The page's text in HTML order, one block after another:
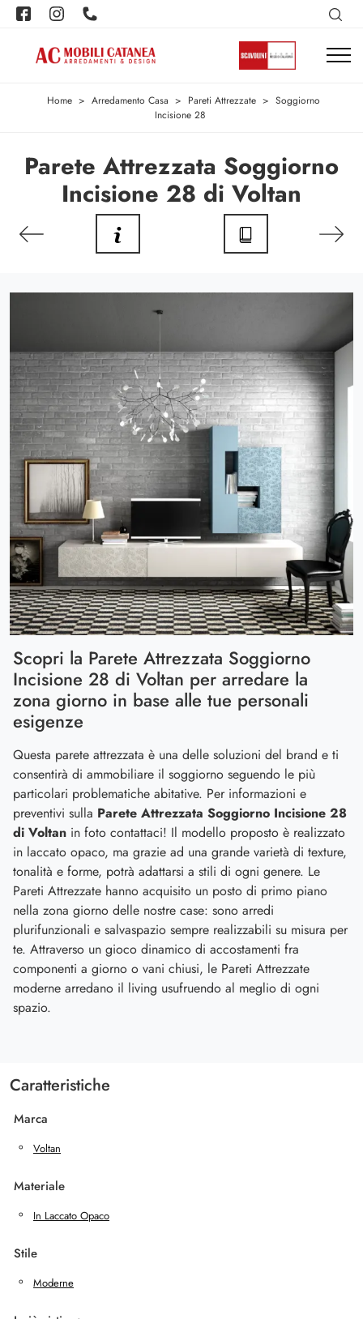
Home > Arredamento Casa > Pareti Attrezzate > Soggiorno
Incisione 28
Parete Attrezzata Soggiorno
Incisione 28 di Voltan
Scopri la Parete Attrezzata Soggiorno
Incisione 28 di Voltan per arredare la
zona giorno in base alle tue personali
esigenze
Questa parete attrezzata è una delle soluzioni del brand e ti
consentirà di ammobiliare il soggiorno seguendo le più
particolari problematiche abitative. Per informazioni e
preventivi sulla Parete Attrezzata Soggiorno Incisione 28
di Voltan in foto contattaci! Il modello proposto è realizzato
in laccato opaco, ma grazie ad una grande varietà di texture,
tonalità e forme, potrà adattarsi a stili di ogni genere. Le
Pareti Attrezzate hanno acquisito un posto di primo piano
nella zona giorno delle nostre case: sono arredi
plurifunzionali e salvaspazio sempre realizzabili su misura per
te. Attraverso un gioco dinamico di accostamenti fra
componenti a giorno o vani chiusi, le Pareti Attrezzate
moderne arredano il living usufruendo al meglio di ogni
spazio.
Caratteristiche
Marca
Voltan
Materiale
In Laccato Opaco
Stile
Moderne